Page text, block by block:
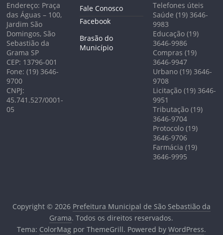
Endereço: Praça
das Águas – 100,
Jardim São
Domingos, São
Sebastião da
Grama SP
CEP: 13796-001
Fone: (19) 3646-
9700
CNPJ:
45.741.527/0001-
05
Fale Conosco
Facebook
Brasão do
Município
Telefones úteis
Saúde (19) 3646-
9983
Educação (19)
3646-9986
Compras (19)
3646-9947
Urbano (19) 3646-
9708
Licitação (19) 3646-
9951
Tributação (19)
3646-9704
Protocolo (19)
3646-9706
Farmácia (19)
3646-9995
Copyright © 2026 Prefeitura Municipal de São Sebastião da
Grama. Todos os direitos reservados.
Tema: ColorMagpor ThemeGrill. Powered by WordPress.